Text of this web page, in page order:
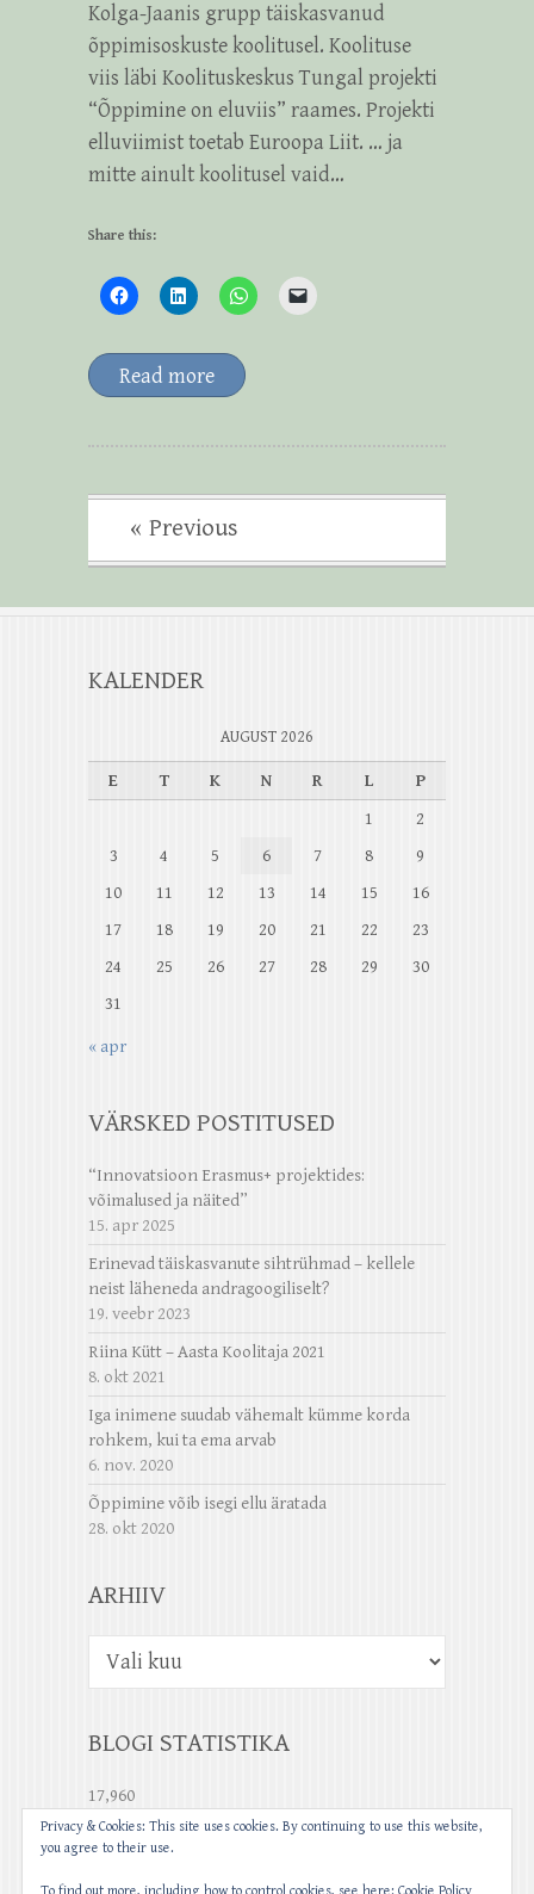
Kolga-Jaanis grupp täiskasvanud
õppimisoskuste koolitusel. Koolituse
viis läbi Koolituskeskus Tungal projekti
“Õppimine on eluviis” raames. Projekti
elluviimist toetab Euroopa Liit. … ja
mitte ainult koolitusel vaid…
Share this:
Read more
« Previous
KALENDER
AUGUST 2026
E T K N R L
P
1
2
3
4 5 6 7 8
9
10
11 12 13 14 15
16
17
18 19 20 21 22
23
24
25 26 27 28 29
30
31
« apr
VÄRSKED POSTITUSED
“Innovatsioon Erasmus+ projektides:
võimalused ja näited”
15. apr 2025
Erinevad täiskasvanute sihtrühmad – kellele
neist läheneda andragoogiliselt?
19. veebr 2023
Riina Kütt – Aasta Koolitaja 2021
8. okt 2021
Iga inimene suudab vähemalt kümme korda
rohkem, kui ta ema arvab
6. nov. 2020
Õppimine võib isegi ellu äratada
28. okt 2020
ARHIIV
Arhiiv
BLOGI STATISTIKA
17,960
Privacy & Cookies: This site uses cookies. By continuing to use this website,
you agree to their use.